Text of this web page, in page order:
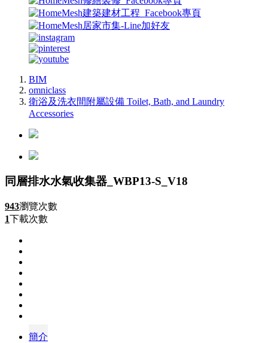
BIM
omniclass
衛浴及洗衣間附屬設備 Toilet, Bath, and Laundry
Accessories
同層排水水氣收集器_WBP13-S_V18
943瀏覽次數
1下載次數
簡介